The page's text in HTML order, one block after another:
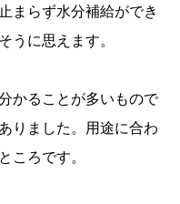
まらず水分補給ができ
うに思えます。
かることが多いもので
りました。用途に合わ
ころです。